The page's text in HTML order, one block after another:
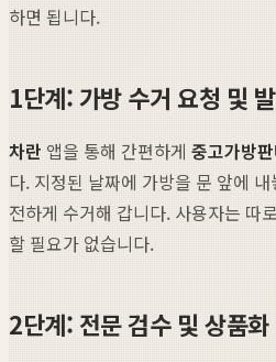
하면 됩니다.
1단계: 가방 수거 요청 및
차란 앱을 통해 간편하게 중고가방
다. 지정된 날짜에 가방을 문 앞에
전하게 수거해 갑니다. 사용자는 따
할 필요가 없습니다.
2단계: 전문 검수 및 상품화